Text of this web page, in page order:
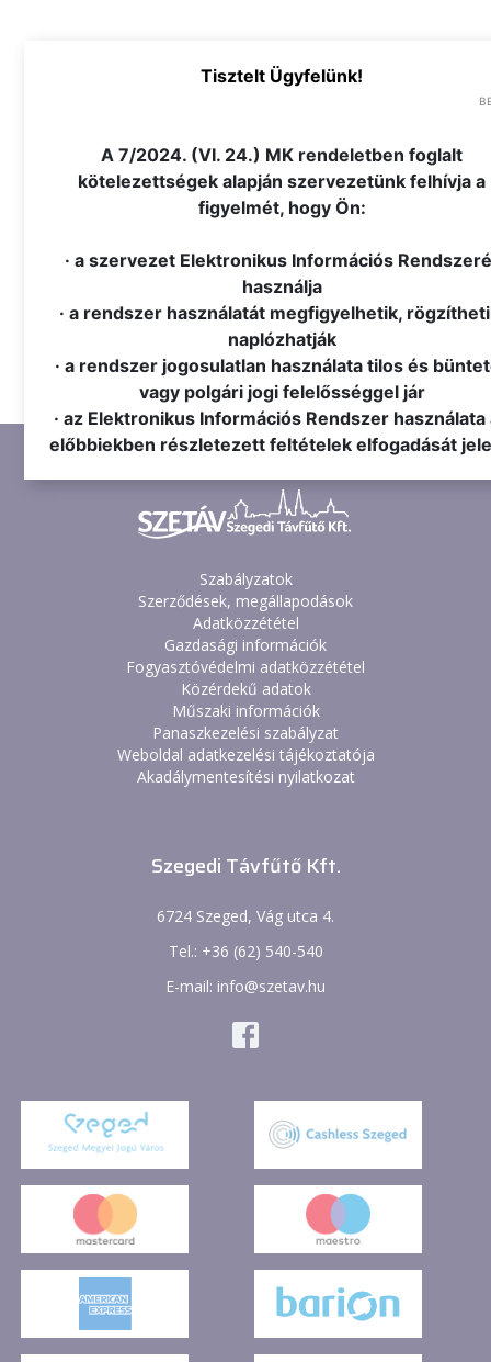
Tisztelt Ügyfelünk!
A 7/2024. (VI. 24.) MK rendeletben foglalt
kötelezettségek alapján szervezetünk felhívja a
figyelmét, hogy Ön:
· a szervezet Elektronikus Információs
használja
· a rendszer használatát megfigyelhetik,
naplózhatják
· a rendszer jogosulatlan használata tilos és
vagy polgári jogi felelősséggel jár
· az Elektronikus Információs Rendszer használata
előbbiekben részletezett feltételek elfogadását
Szabályzatok
Szerződések, megállapodások
Adatközzététel
Gazdasági információk
Fogyasztóvédelmi adatközzététel
Közérdekű adatok
Műszaki információk
Panaszkezelési szabályzat
Weboldal adatkezelési tájékoztatója
Akadálymentesítési nyilatkozat
Szegedi Távfűtő Kft.
6724 Szeged, Vág utca 4.
Tel.: +36 (62) 540-540
E-mail: info@szetav.hu